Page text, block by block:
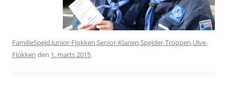
FamilieSpejd,Junior-Flokken,Senior-Klanen,Spejder-Troppen,Ulve-
Flokken den 1. marts 2015.